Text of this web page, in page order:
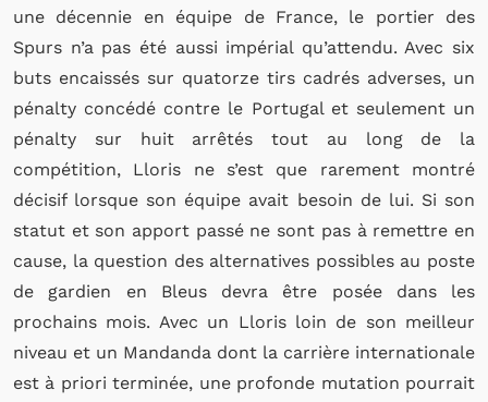
une décennie en équipe de France, le portier des
Spurs n’a pas été aussi impérial qu’attendu. Avec six
buts encaissés sur quatorze tirs cadrés adverses, un
pénalty concédé contre le Portugal et seulement un
pénalty sur huit arrêtés tout au long de la
compétition, Lloris ne s’est que rarement montré
décisif lorsque son équipe avait besoin de lui. Si son
statut et son apport passé ne sont pas à remettre en
cause, la question des alternatives possibles au poste
de gardien en Bleus devra être posée dans les
prochains mois. Avec un Lloris loin de son meilleur
niveau et un Mandanda dont la carrière internationale
est à priori terminée, une profonde mutation pourrait